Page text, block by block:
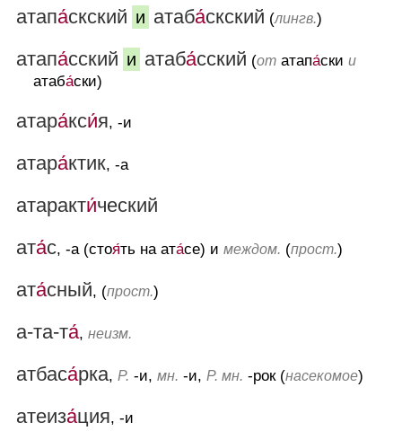
атапа́скский и атаба́скский (лингв.)
атапа́сский и атаба́сский (от атапа́ски и
атаба́ски)
атара́кси́я, -и
атара́ктик, -а
атаракти́ческий
ата́с, -а (стоя́ть на ата́се) и междом. (прост.)
ата́сный, (прост.)
а-та-та́, неизм.
атбаса́рка, Р. -и, мн. -и, Р. мн. -рок (насекомое)
атеиза́ция, -и